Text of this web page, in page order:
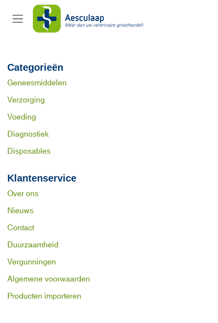
Overslaan naar inhoud
Klantenservice
Over ons
Nieuws
Contact
Duurzaamheid
Vergunningen
Algemene voorwaarden
Producten importeren
Categorieën
Geneesmiddelen
Verzorging
Voeding
Diagnostiek
Disposables